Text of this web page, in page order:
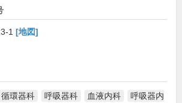
1 [地図]
循環器科 呼吸器科 血液内科
呼吸器内